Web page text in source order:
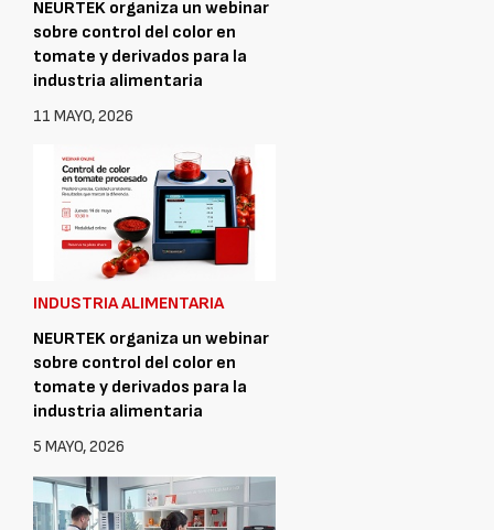
NEURTEK organiza un webinar
sobre control del color en
tomate y derivados para la
industria alimentaria
11 MAYO, 2026
INDUSTRIA ALIMENTARIA
NEURTEK organiza un webinar
sobre control del color en
tomate y derivados para la
industria alimentaria
5 MAYO, 2026